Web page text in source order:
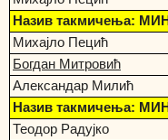
Назив такмичења:
Михајло Пецић
Богдан Митровић
Александар Милић
Назив такмичења:
Теодор Радујко